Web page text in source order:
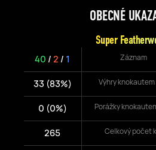
OBECNÉ
Super
40 /2 / 1 Záznam
33 (83%) Výhry
0 (0%) Porážky
265 Celkový počet